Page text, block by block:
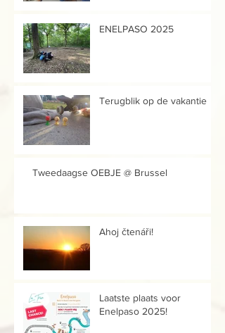
ENELPASO 2025
Terugblik op de vakantie
Tweedaagse OEBJE @ Brussel
Ahoj čtenáři!
Laatste plaats voor
Enelpaso 2025!